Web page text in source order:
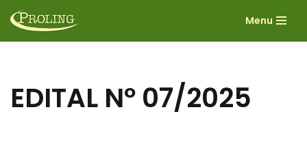
conteúdo
Menu
EDITAL Nº 07/2025